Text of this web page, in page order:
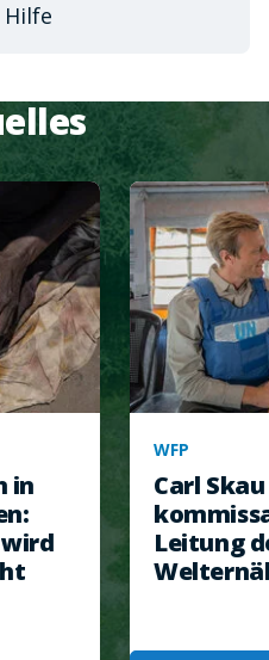
in
WFP
Carl
Leitung